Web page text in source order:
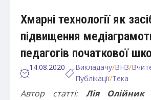
Хмарні технології як
підвищення
педагогів початкової
14.08.2020 Викладачу/ВНЗ/
Публікації/Тека
Автор статті: Лія Олійник-